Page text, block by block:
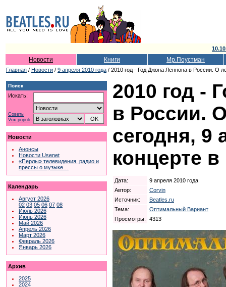
Новости Книги Мр.Поустман
Главная / Новости / 9 апреля 2010 года / 2010 год - Год Джона Леннона в России. О
Поиск
Искать:
Советы
Vox populi
Новости
Анонсы
Новости Usenet
«Перлы» телевидения, радио и
прессы о музыке…
Календарь
Август 2026
02 03 05 06 07 08
Июль 2026
Июнь 2026
Май 2026
Апрель 2026
Март 2026
Февраль 2026
Январь 2026
Архив
2025
2024
2010 год -
в России.
сегодня, 9
концерте
Дата:
9 апреля 2010 года
Автор:
Corvin
Источник:
Beatles.ru
Тема:
Оптимальный Вариант
Просмотры:
4313